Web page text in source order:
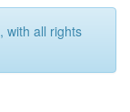
with all rights